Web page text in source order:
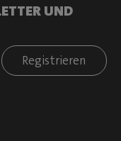
UND
Registrieren